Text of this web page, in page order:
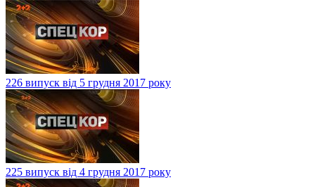
226 випуск від 5 грудня 2017 року
225 випуск від 4 грудня 2017 року